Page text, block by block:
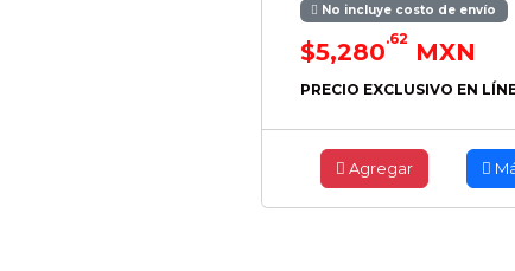
No incluye costo de envío
$5,280.62 MXN
PRECIO EXCLUSIVO EN
Agregar